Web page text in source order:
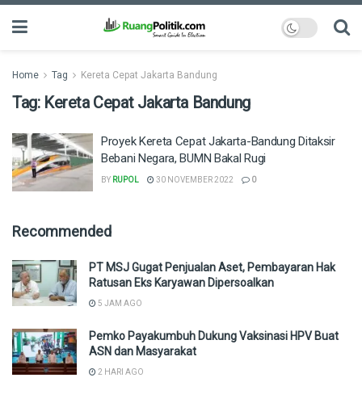
Home Tag Kereta Cepat Jakarta Bandung
Tag: Kereta Cepat Jakarta Bandung
Proyek Kereta Cepat Jakarta-Bandung Ditaksir
Bebani Negara, BUMN Bakal Rugi
BY RUPOL 30 NOVEMBER 2022 0
Recommended
PT MSJ Gugat Penjualan Aset, Pembayaran Hak
Ratusan Eks Karyawan Dipersoalkan
5 JAM AGO
Pemko Payakumbuh Dukung Vaksinasi HPV Buat
ASN dan Masyarakat
2 HARI AGO